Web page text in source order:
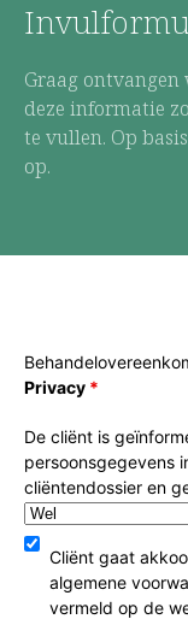
Graag
deze informatie
te vullen. Op
op.
Privacy *
De cliënt is
persoonsgegevens
cliëntendossier en
Cliënt gaat
algemene
vermeld op de